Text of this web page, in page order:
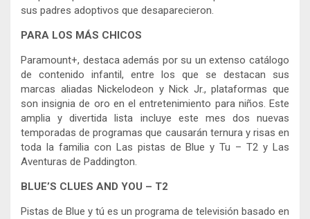
sus padres adoptivos que desaparecieron.
PARA LOS MÁS CHICOS
Paramount+, destaca además por su un extenso catálogo
de contenido infantil, entre los que se destacan sus
marcas aliadas Nickelodeon y Nick Jr., plataformas que
son insignia de oro en el entretenimiento para niños. Este
amplia y divertida lista incluye este mes dos nuevas
temporadas de programas que causarán ternura y risas en
toda la familia con Las pistas de Blue y Tu – T2 y Las
Aventuras de Paddington.
BLUE’S CLUES AND YOU – T2
Pistas de Blue y tú es un programa de televisión basado en